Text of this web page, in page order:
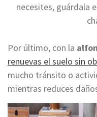
necesites, guárdala
Por último, con la
renuevas el suelo sin
mucho tránsito o
mientras reduces